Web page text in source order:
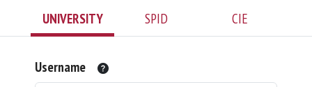
UNIVERSITY SPID CIE
Username